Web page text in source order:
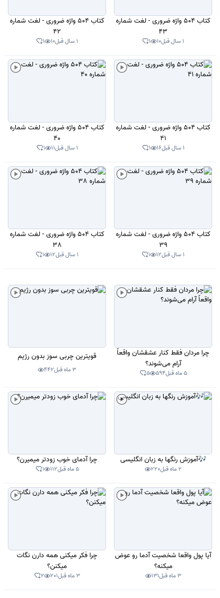
کتاب 504 واژه ضروری - لغت شماره
43
1 سال قبل 10
1
کتاب 504 واژه ضروری - لغت شماره
42
1 سال قبل 10
1
کتاب 504 واژه ضروری - لغت شماره
41
1 سال قبل 16
1
کتاب 504 واژه ضروری - لغت شماره
40
1 سال قبل 11
1
کتاب 504 واژه ضروری - لغت شماره
39
1 سال قبل 12
1
کتاب 504 واژه ضروری - لغت شماره
38
1 سال قبل 12
1
چرا مردان فقط کنار عشقشان واقعاً
آرام می‌شوند؟
5 ماه قبل 594
5
قویترین چربی سوز بدون رژیم
3 ماه قبل 442
🎶آموزش رنگها به زبان انگلیسی
2 ماه قبل 220
چرا آدمای خوب زودتر میمیرن؟
5 ماه قبل 112
1
آیا پول واقعا شخصیت آدما رو عوض
میکنه؟
3 ماه قبل 131
چرا فکر میکنی همه دارن نگات
میکنن؟
3 ماه قبل 201
2